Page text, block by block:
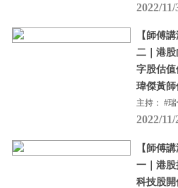
2022/11/
【師傅
二｜港
字股估
瑋傑黃
主持： #
2022/11/
【師傅
一｜港
科技股